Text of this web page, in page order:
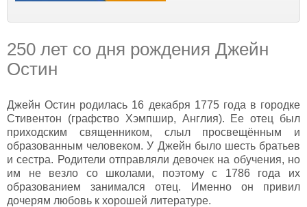
250 лет со дня рождения Джейн
Остин
Джейн Остин родилась 16 декабря 1775 года в городке
Стивентон (графство Хэмпшир, Англия). Ее отец был
приходским священником, слыл просвещённым и
образованным человеком. У Джейн было шесть братьев
и сестра. Родители отправляли девочек на обучения, но
им не везло со школами, поэтому с 1786 года их
образованием занимался отец. Именно он привил
дочерям любовь к хорошей литературе.